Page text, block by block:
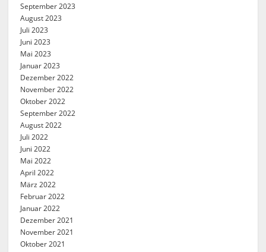
September 2023
August 2023
Juli 2023
Juni 2023
Mai 2023
Januar 2023
Dezember 2022
November 2022
Oktober 2022
September 2022
August 2022
Juli 2022
Juni 2022
Mai 2022
April 2022
März 2022
Februar 2022
Januar 2022
Dezember 2021
November 2021
Oktober 2021